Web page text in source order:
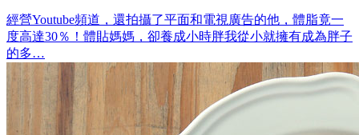
經營Youtube頻道，還拍攝了平面和電視廣告的他，體脂竟一
度高達30％！體貼媽媽，卻養成小時胖我從小就擁有成為胖子
的多…